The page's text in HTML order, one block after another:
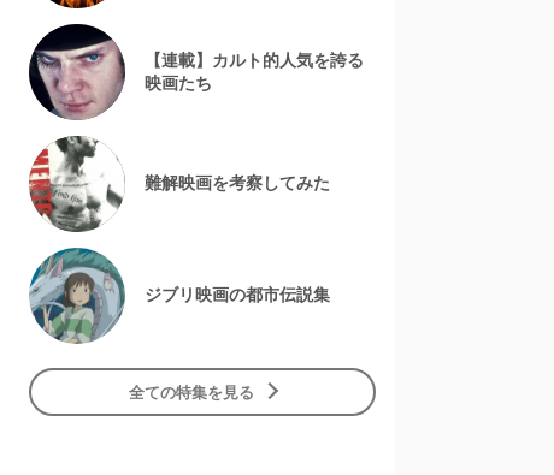
【連載】カルト的人気を誇る
映画たち
難解映画を考察してみた
ジブリ映画の都市伝説集
全ての特集を見る